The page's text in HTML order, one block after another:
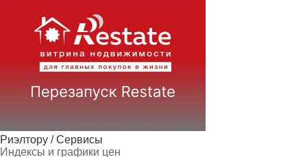
Риэлтору / Сервисы
Индексы и графики цен